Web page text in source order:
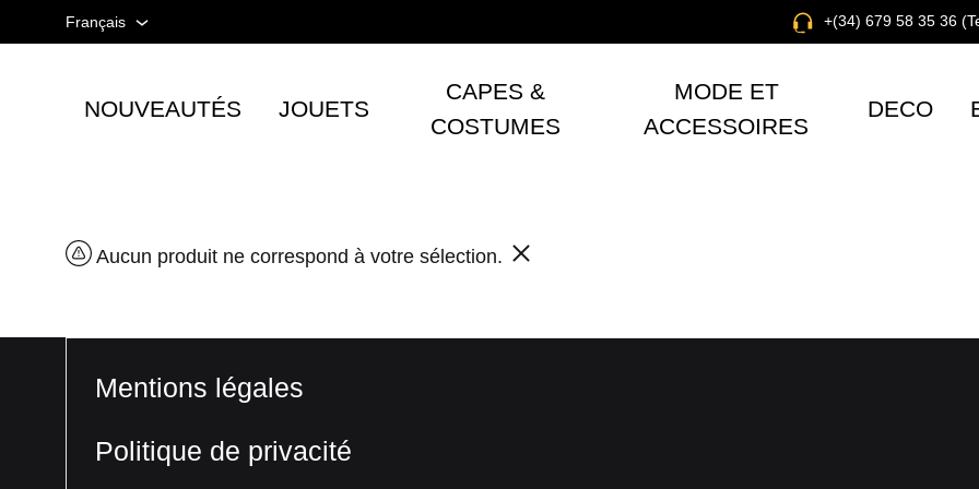
Français
Espagnol
+(34) 679 58 35 36
Tienda
taurinos
-
NOUVEAUTÉS JOUETS
CAPES &
COSTUMES
MODE ET
ACCESSOIRES
DECO
Aucun produit ne correspond à votre sélection.
Mentions légales
Politique de privacité